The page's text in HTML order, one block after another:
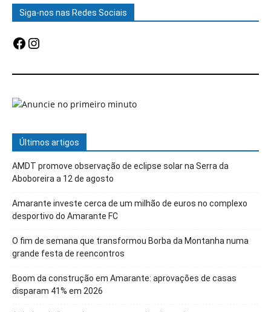
Siga-nos nas Redes Sociais
Facebook
Instagram
Últimos artigos
AMDT promove observação de eclipse solar na Serra da
Aboboreira a 12 de agosto
Amarante investe cerca de um milhão de euros no complexo
desportivo do Amarante FC
O fim de semana que transformou Borba da Montanha numa
grande festa de reencontros
Boom da construção em Amarante: aprovações de casas
disparam 41% em 2026